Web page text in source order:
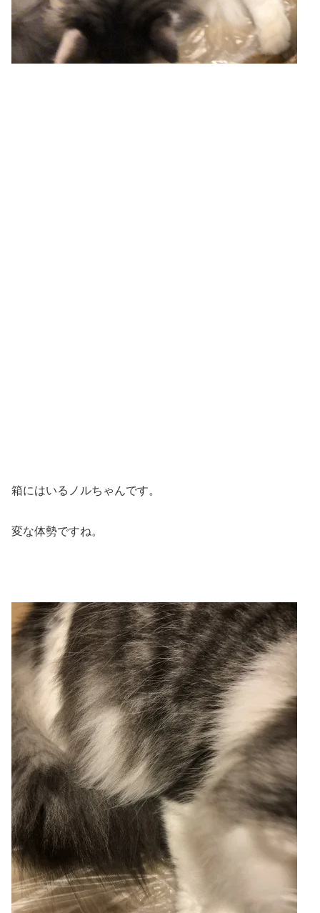
箱にはいるノルちゃんです。
変な体勢ですね。